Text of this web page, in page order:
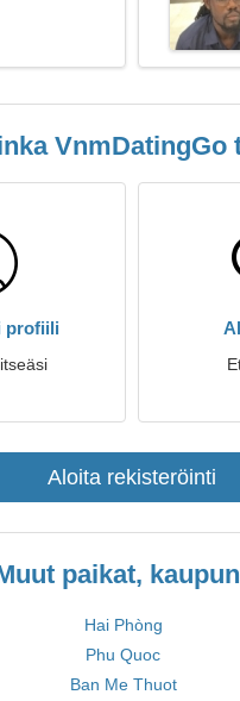
VnmDatingGo
profiili
Aloita rekisteröinti
paikat,
Hai Phòng
Phu Quoc
Ban Me Thuot